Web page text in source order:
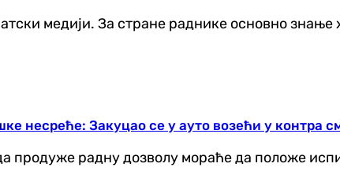
медији. За стране раднике основно знање
несреће: Закуцао се у ауто возећи у контра
продуже радну дозволу мораће да положе